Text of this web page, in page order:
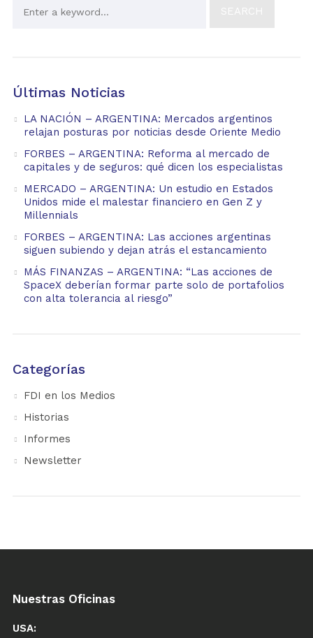
Últimas Noticias
LA NACIÓN – ARGENTINA: Mercados argentinos
relajan posturas por noticias desde Oriente Medio
FORBES – ARGENTINA: Reforma al mercado de
capitales y de seguros: qué dicen los especialistas
MERCADO – ARGENTINA: Un estudio en Estados
Unidos mide el malestar financiero en Gen Z y
Millennials
FORBES – ARGENTINA: Las acciones argentinas
siguen subiendo y dejan atrás el estancamiento
MÁS FINANZAS – ARGENTINA: “Las acciones de
SpaceX deberían formar parte solo de portafolios
con alta tolerancia al riesgo”
Categorías
FDI en los Medios
Historias
Informes
Newsletter
Nuestras Oficinas
USA: